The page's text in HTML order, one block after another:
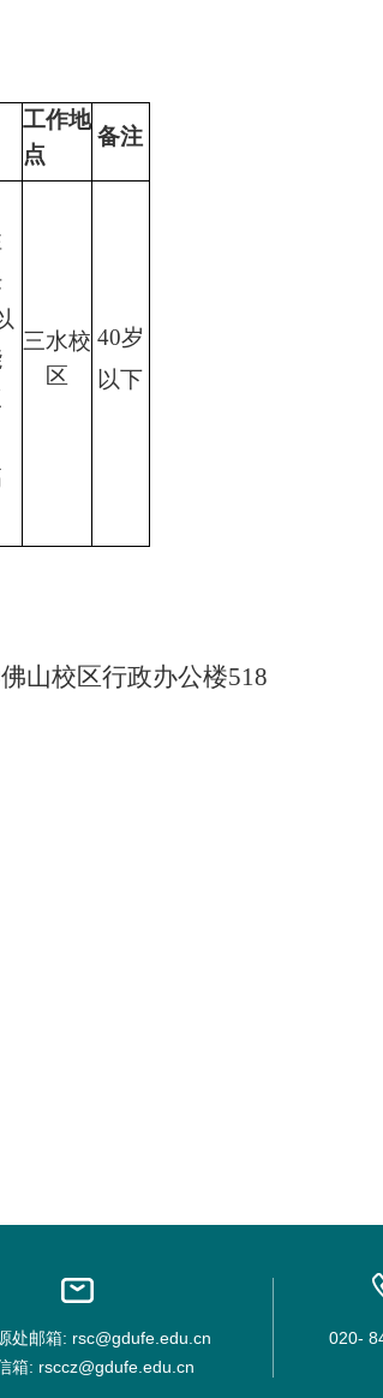
工作地
点
备注
三水校
区
40岁
以下
山校区行政办公楼518
处邮箱: rsc@gdufe.edu.cn
箱: rsccz@gdufe.edu.cn
020-